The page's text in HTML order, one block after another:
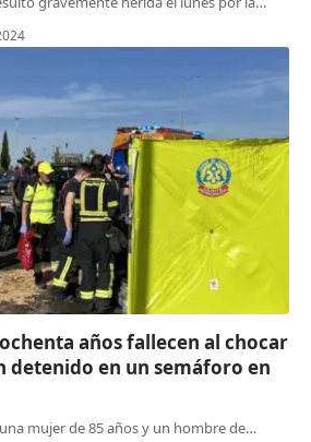
años fallecen al chocar
detenido en un semáforo en
mujer de 85 años y un hombre de…